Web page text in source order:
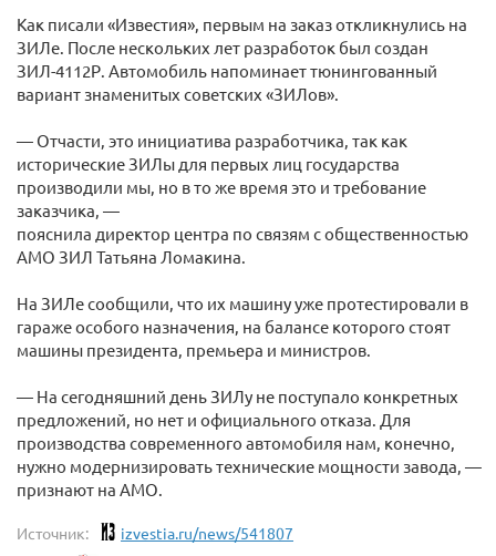
Как писали «Известия», первым на заказ откликнулись на
ЗИЛе. После нескольких лет разработок был создан
ЗИЛ-4112Р. Автомобиль напоминает тюнингованный
вариант знаменитых советских «ЗИЛов».
— Отчасти, это инициатива разработчика, так как
исторические ЗИЛы для первых лиц государства
производили мы, но в то же время это и требование
заказчика, —
пояснила директор центра по связям с общественностью
АМО ЗИЛ Татьяна Ломакина.
На ЗИЛе сообщили, что их машину уже протестировали в
гараже особого назначения, на балансе которого стоят
машины президента, премьера и министров.
— На сегодняшний день ЗИЛу не поступало конкретных
предложений, но нет и официального отказа. Для
производства современного автомобиля нам, конечно,
нужно модернизировать технические мощности завода, —
признают на АМО.
Источник: izvestia.ru/news/541807